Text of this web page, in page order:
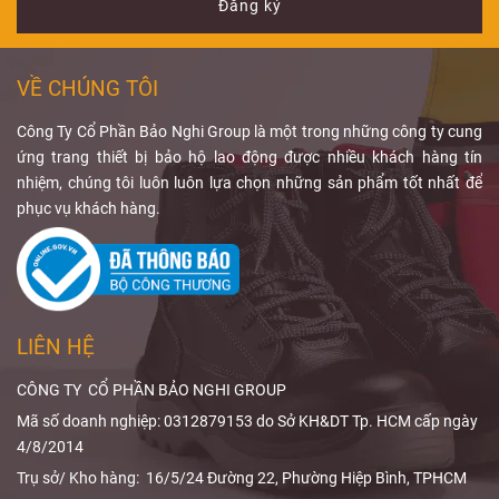
chọn thiết bị
sử dụng PPE
tay
can thiệp và
C-arm. Để đạt
phù hợp, người
dùng cần quan
tâm đếntạp dề
chì chống tia
, độ tương
đương chì,
phạm vi che
phủ và thiết kế
sản phẩm.
duy trì liều bức
nhất hợp lý mà
chất lượng
chẩn đoán.
Qua bài viết,
Bảo Nghi
Safety
sẽ giúp
bạn hiểu rõ
ALARA trong
X-quangvà
giảm liều
quả.
Đăng ký
VỀ CHÚNG TÔI
Công Ty Cổ Phần Bảo Nghi Group là một trong những công ty cung
ứng trang thiết bị bảo hộ lao động được nhiều khách hàng tín
nhiệm, chúng tôi luôn luôn lựa chọn những sản phẩm tốt nhất để
phục vụ khách hàng.
LIÊN HỆ
CÔNG TY CỔ PHẦN BẢO NGHI GROUP
Mã số doanh nghiệp: 0312879153 do Sở KH&DT Tp. HCM cấp ngày
4/8/2014
Trụ sở/ Kho hàng: 16/5/24 Đường 22, Phường Hiệp Bình, TPHCM